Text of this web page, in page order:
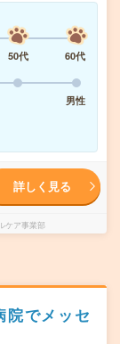
50代
60代
男性
詳しく見る
ケア事業部
でメッセ